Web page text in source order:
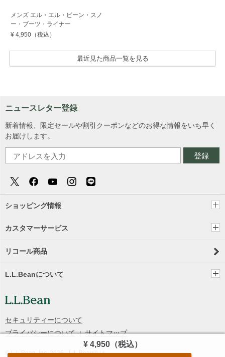
¥ 4,950（税込）
メンズ エル・エル・ビーン・スノ
ー・ブーツ・ライナー
¥ 4,950（税込）
最近見た商品一覧を見る
ニュースレター登録
新着情報、限定セールや割引クーポンなどのお得な情報をいち早く
お届けします。
登録
ショッピング情報
カスタマーサービス
リコール商品
L.L.Beanについて
セキュリティーについて
プライバシーについて
サイトマップ
© L.L.Bean, Inc.2026- L.L.Bean® は